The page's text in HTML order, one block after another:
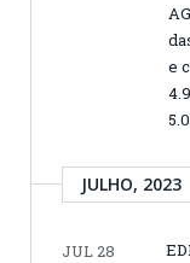
e
JULHO, 2023
JUL 28